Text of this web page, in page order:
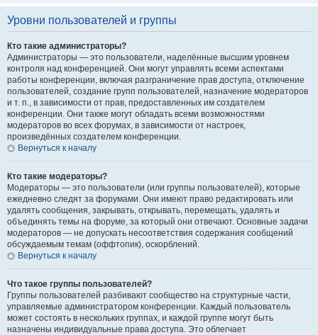
Уровни пользователей и группы
Кто такие администраторы?
Администраторы — это пользователи, наделённые высшим уровнем
контроля над конференцией. Они могут управлять всеми аспектами
работы конференции, включая разграничение прав доступа, отключение
пользователей, создание групп пользователей, назначение модераторов
и т. п., в зависимости от прав, предоставленных им создателем
конференции. Они также могут обладать всеми возможностями
модераторов во всех форумах, в зависимости от настроек,
произведённых создателем конференции.
Вернуться к началу
Кто такие модераторы?
Модераторы — это пользователи (или группы пользователей), которые
ежедневно следят за форумами. Они имеют право редактировать или
удалять сообщения, закрывать, открывать, перемещать, удалять и
объединять темы на форуме, за который они отвечают. Основные задачи
модераторов — не допускать несоответствия содержания сообщений
обсуждаемым темам (оффтопик), оскорблений.
Вернуться к началу
Что такое группы пользователей?
Группы пользователей разбивают сообщество на структурные части,
управляемые администратором конференции. Каждый пользователь
может состоять в нескольких группах, и каждой группе могут быть
назначены индивидуальные права доступа. Это облегчает